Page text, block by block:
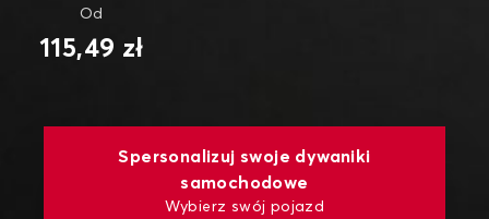
Od
115,49 zł
Spersonalizuj swoje dywaniki
samochodowe
Wybierz swój pojazd